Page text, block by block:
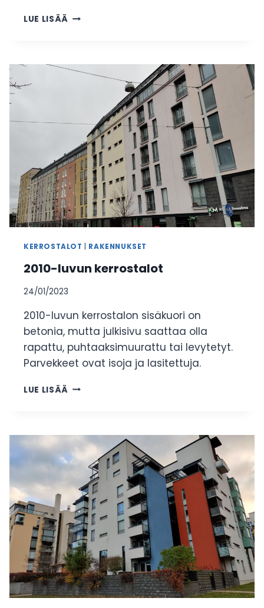
LUE LISÄÄ 2010-
KERROSTALOT RAKENNUKSET
2010-luvun kerrostalot
24/01/2023
2010-luvun kerrostalon sisäkuori on
betonia, mutta julkisivu saattaa olla
rapattu, puhtaaksimuurattu tai levytetyt.
Parvekkeet ovat isoja ja lasitettuja.
LUE LISÄÄ 2010-